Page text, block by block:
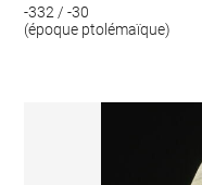
-332 / -30
(époque ptolémaïque)